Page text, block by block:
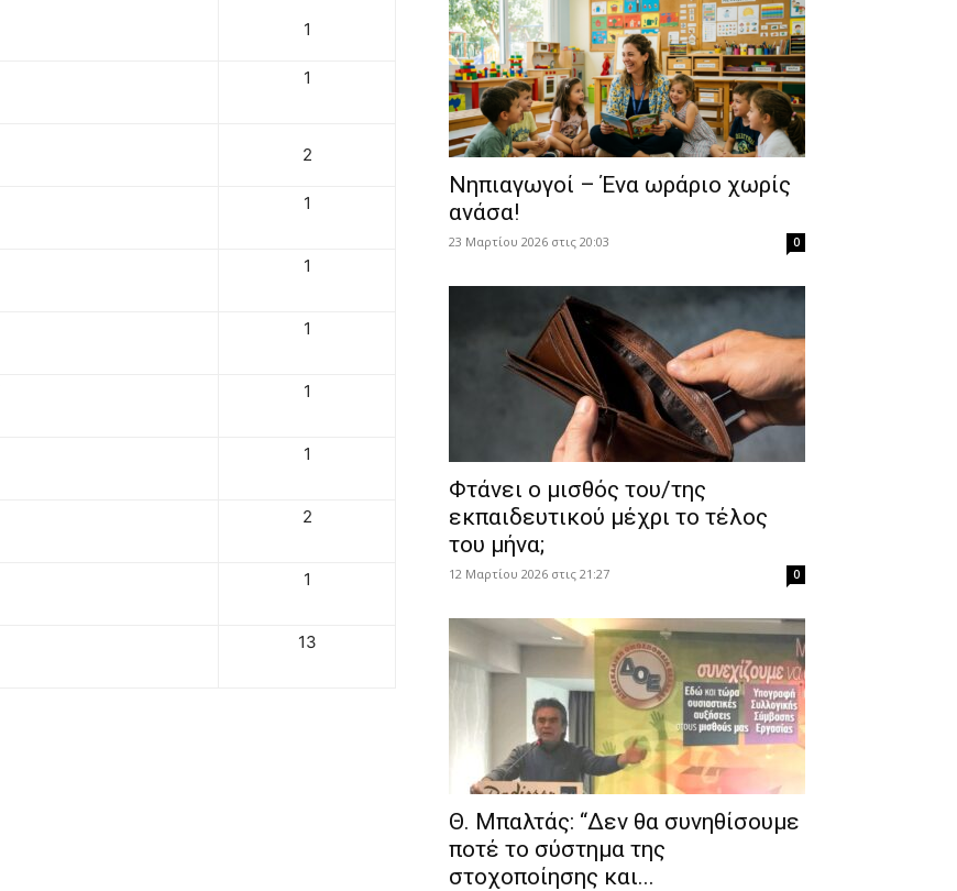
1
1
2
1
1
1
1
1
2
1
13
Νηπιαγωγοί – Ένα ωράριο χωρίς
ανάσα!
23 Μαρτίου 2026 στις 20:03 0
Φτάνει ο μισθός του/της
εκπαιδευτικού μέχρι το τέλος
του μήνα;
12 Μαρτίου 2026 στις 21:27 0
Θ. Μπαλτάς: “Δεν θα συνηθίσουμε
ποτέ το σύστημα της
στοχοποίησης και...